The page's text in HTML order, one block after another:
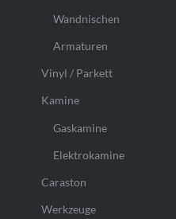
Wandnischen
Armaturen
Vinyl / Parkett
Kamine
Gaskamine
Elektrokamine
Caraston
Werkzeuge